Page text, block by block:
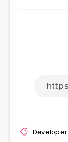
Developer,